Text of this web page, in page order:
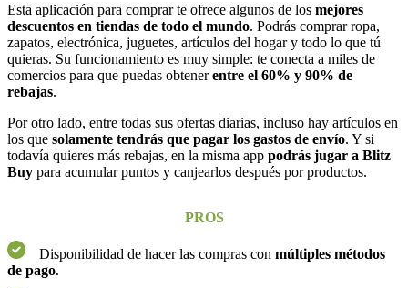
Esta aplicación para comprar te ofrece algunos de los mejores
descuentos en tiendas de todo el mundo. Podrás comprar ropa,
zapatos, electrónica, juguetes, artículos del hogar y todo lo que tú
quieras. Su funcionamiento es muy simple: te conecta a miles de
comercios para que puedas obtenerentre el 60% y 90% de
rebajas.
Por otro lado, entre todas sus ofertas diarias, incluso hay artículos en
los que solamente tendrás que pagar los gastos de envío. Y si
todavía quieres más rebajas, en la misma app podrás jugar a Blitz
Buy para acumular puntos y canjearlos después por productos.
PROS
Disponibilidad de hacer las compras con múltiples métodos
de pago.